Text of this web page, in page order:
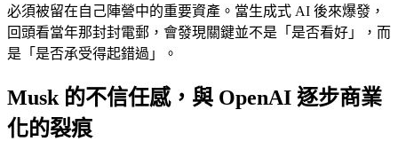
必須被留在自己陣營中的重要資產。當生成式 AI 後來爆發，
回頭看當年那封封電郵，會發現關鍵並不是「是否看好」，而
是「是否承受得起錯過」。
Musk 的不信任感，與 OpenAI 逐步商業
化的裂痕